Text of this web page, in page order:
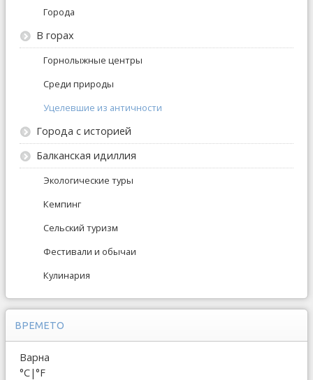
Города
В горах
Горнолыжные центры
Среди природы
Уцелевшие из античности
Города с историей
Балканская идиллия
Экологические туры
Кемпинг
Сельский туризм
Фестивали и обычаи
Кулинария
ВРЕМЕТО
Варна
°C|°F